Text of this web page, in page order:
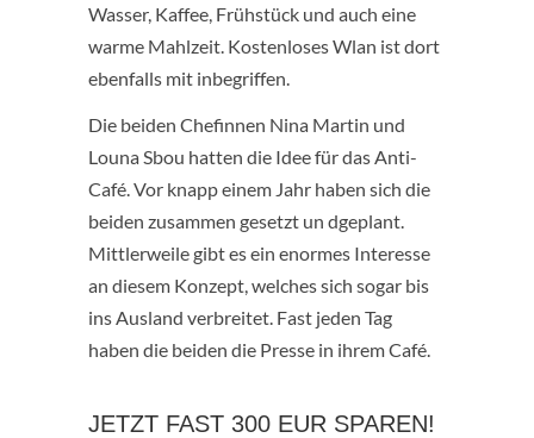
Wasser, Kaffee, Frühstück und auch eine
warme Mahlzeit. Kostenloses Wlan ist dort
ebenfalls mit inbegriffen.
Die beiden Chefinnen Nina Martin und
Louna Sbou hatten die Idee für das Anti-
Café. Vor knapp einem Jahr haben sich die
beiden zusammen gesetzt un dgeplant.
Mittlerweile gibt es ein enormes Interesse
an diesem Konzept, welches sich sogar bis
ins Ausland verbreitet. Fast jeden Tag
haben die beiden die Presse in ihrem Café.
JETZT FAST 300 EUR SPAREN!